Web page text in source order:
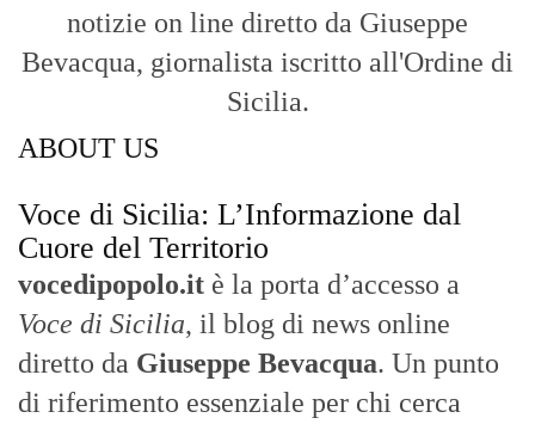
notizie on line diretto da Giuseppe
Bevacqua, giornalista iscritto all'Ordine di
Sicilia.
ABOUT US
Voce di Sicilia: L’Informazione dal
Cuore del Territorio
vocedipopolo.it è la porta d’accesso a
Voce di Sicilia, il blog di news online
diretto da Giuseppe Bevacqua. Un punto
di riferimento essenziale per chi cerca